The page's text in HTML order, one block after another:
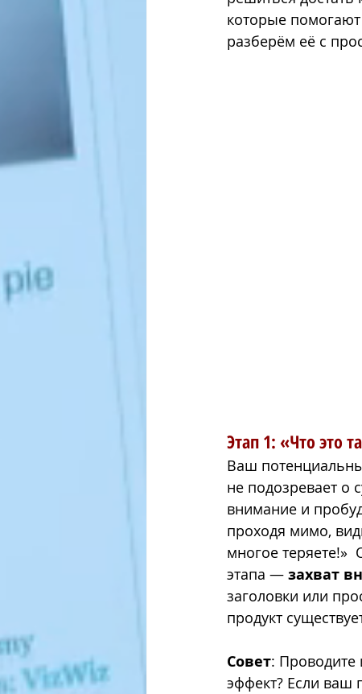
אסטרטגיות שיווק פייסבוק
которые
разберём её с
Этап 1: «Что это
Ваш
не подозревает о
внимание и
проходя мимо,
многое теряете!»
этапа — захват
заголовки или
продукт
Совет: Проводите
эффект? Если ваш